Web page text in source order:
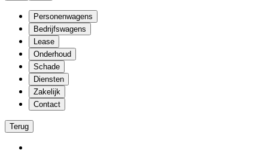
Personenwagens
Bedrijfswagens
Lease
Onderhoud
Schade
Diensten
Zakelijk
Contact
Terug